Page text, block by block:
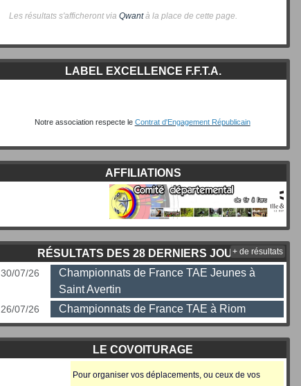
Les résultats s'afficheront viaQwantà la place de cette page.
LABEL EXCELLENCE F.F.T.A.
Notre association respecte le Contrat d'Engagement Républicain
AFFILIATIONS
RÉSULTATS DES 28 DERNIERS JOURS
30/07/26
Championnats de France TAE Jeunes à
Saint Avertin
26/07/26 Championnats de France TAE à Riom
+ de résultats
LE COVOITURAGE
Pour organiser vos déplacements, ou ceux de vos